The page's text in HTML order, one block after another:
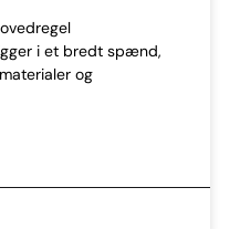
i et bredt spænd,
og